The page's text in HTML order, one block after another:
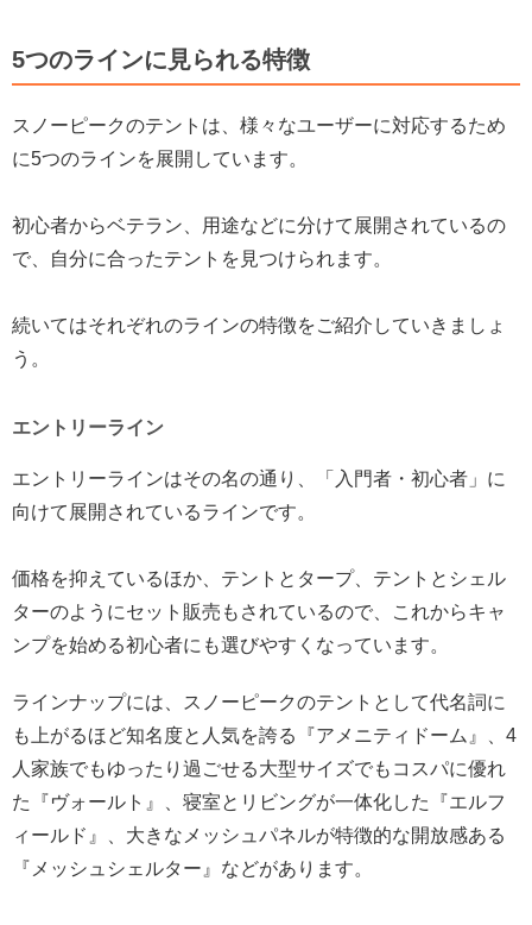
5つのラインに見られる特徴
スノーピークのテントは、様々なユーザーに対応するため
に5つのラインを展開しています。
初心者からベテラン、用途などに分けて展開されているの
で、自分に合ったテントを見つけられます。
続いてはそれぞれのラインの特徴をご紹介していきましょ
う。
エントリーライン
エントリーラインはその名の通り、「入門者・初心者」に
向けて展開されているラインです。
価格を抑えているほか、テントとタープ、テントとシェル
ターのようにセット販売もされているので、これからキャ
ンプを始める初心者にも選びやすくなっています。
ラインナップには、スノーピークのテントとして代名詞に
も上がるほど知名度と人気を誇る『アメニティドーム』、4
人家族でもゆったり過ごせる大型サイズでもコスパに優れ
た『ヴォールト』、寝室とリビングが一体化した『エルフ
ィールド』、大きなメッシュパネルが特徴的な開放感ある
『メッシュシェルター』などがあります。